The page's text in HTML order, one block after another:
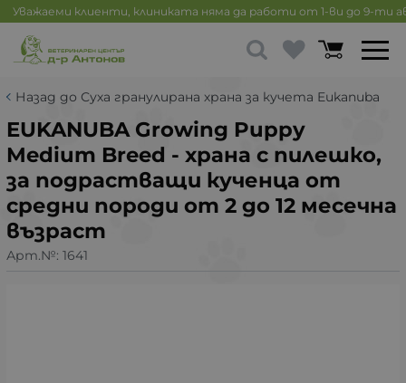
Уважаеми клиенти, клиниката няма да работи от 1-ви до 9-ти
Назад до Суха гранулирана храна за кучета Eukanuba
EUKANUBA Growing Puppy
Medium Breed - храна с пилешко,
за подрастващи кученца от
средни породи от 2 до 12 месечна
възраст
Арт.№: 1641